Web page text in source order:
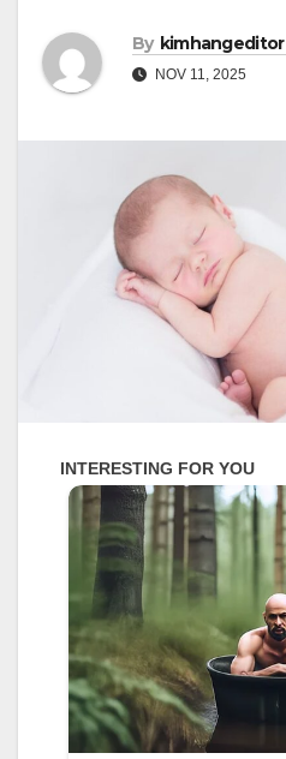
By kimhangeditor
NOV 11, 2025